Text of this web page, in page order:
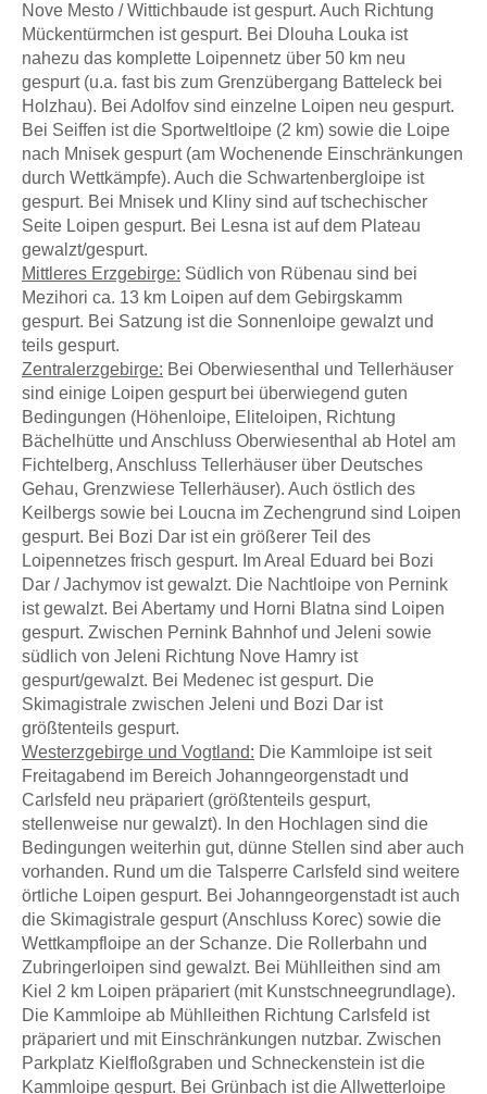
Nove Mesto / Wittichbaude ist gespurt. Auch Richtung
Mückentürmchen ist gespurt. Bei Dlouha Louka ist
nahezu das komplette Loipennetz über 50 km neu
gespurt (u.a. fast bis zum Grenzübergang Batteleck bei
Holzhau). Bei Adolfov sind einzelne Loipen neu gespurt.
Bei Seiffen ist die Sportweltloipe (2 km) sowie die Loipe
nach Mnisek gespurt (am Wochenende Einschränkungen
durch Wettkämpfe). Auch die Schwartenbergloipe ist
gespurt. Bei Mnisek und Kliny sind auf tschechischer
Seite Loipen gespurt. Bei Lesna ist auf dem Plateau
gewalzt/gespurt.
Mittleres Erzgebirge: Südlich von Rübenau sind bei
Mezihori ca. 13 km Loipen auf dem Gebirgskamm
gespurt. Bei Satzung ist die Sonnenloipe gewalzt und
teils gespurt.
Zentralerzgebirge: Bei Oberwiesenthal und Tellerhäuser
sind einige Loipen gespurt bei überwiegend guten
Bedingungen (Höhenloipe, Eliteloipen, Richtung
Bächelhütte und Anschluss Oberwiesenthal ab Hotel am
Fichtelberg, Anschluss Tellerhäuser über Deutsches
Gehau, Grenzwiese Tellerhäuser). Auch östlich des
Keilbergs sowie bei Loucna im Zechengrund sind Loipen
gespurt. Bei Bozi Dar ist ein größerer Teil des
Loipennetzes frisch gespurt. Im Areal Eduard bei Bozi
Dar / Jachymov ist gewalzt. Die Nachtloipe von Pernink
ist gewalzt. Bei Abertamy und Horni Blatna sind Loipen
gespurt. Zwischen Pernink Bahnhof und Jeleni sowie
südlich von Jeleni Richtung Nove Hamry ist
gespurt/gewalzt. Bei Medenec ist gespurt. Die
Skimagistrale zwischen Jeleni und Bozi Dar ist
größtenteils gespurt.
Westerzgebirge und Vogtland: Die Kammloipe ist seit
Freitagabend im Bereich Johanngeorgenstadt und
Carlsfeld neu präpariert (größtenteils gespurt,
stellenweise nur gewalzt). In den Hochlagen sind die
Bedingungen weiterhin gut, dünne Stellen sind aber auch
vorhanden. Rund um die Talsperre Carlsfeld sind weitere
örtliche Loipen gespurt. Bei Johanngeorgenstadt ist auch
die Skimagistrale gespurt (Anschluss Korec) sowie die
Wettkampfloipe an der Schanze. Die Rollerbahn und
Zubringerloipen sind gewalzt. Bei Mühlleithen sind am
Kiel 2 km Loipen präpariert (mit Kunstschneegrundlage).
Die Kammloipe ab Mühlleithen Richtung Carlsfeld ist
präpariert und mit Einschränkungen nutzbar. Zwischen
Parkplatz Kielfloßgraben und Schneckenstein ist die
Kammloipe gespurt. Bei Grünbach ist die Allwetterloipe